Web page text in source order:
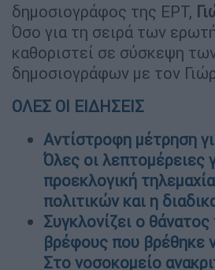
δημοσιογράφος της ΕΡΤ,
Όσο για τη σειρά των
καθοριστεί σε σύσκεψη
δημοσιογράφων με τον
ΟΛΕΣ ΟΙ ΕΙΔΗΣΕΙΣ
Αντίστροφη μέτρηση
Όλες οι λεπτομέρειες
προεκλογική
πολιτικών και η
Συγκλονίζει ο
βρέφους που βρέθηκε
Στο νοσοκομείο